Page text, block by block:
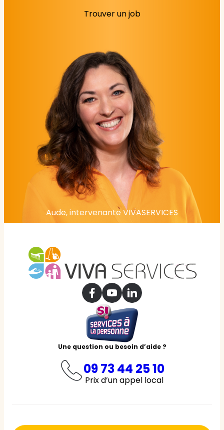
Trouver un job
Aude, intervenante VIVASERVICES
Une question ou besoin d’aide ?
09 73 44 25 10
Prix d’un appel local